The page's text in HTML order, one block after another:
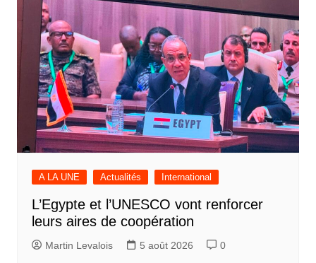
A LA UNE Actualités International
L’Egypte et l’UNESCO vont renforcer
leurs aires de coopération
Martin Levalois 5 août 2026 0